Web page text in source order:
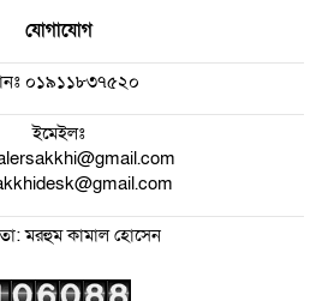
যোগাযোগ
০১৯১১৮৩৭৫২০
ইমেইলঃ
মরহুম কামাল হোসেন